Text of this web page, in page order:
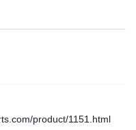
product/1151.html